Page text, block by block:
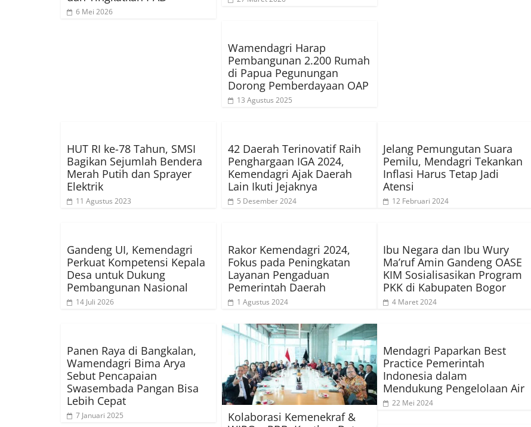
6 Mei 2026
Wamendagri Harap
Pembangunan 2.200 Rumah
di Papua Pegunungan
Dorong Pemberdayaan OAP
13 Agustus 2025
HUT RI ke-78 Tahun, SMSI
Bagikan Sejumlah Bendera
Merah Putih dan Sprayer
Elektrik
11 Agustus 2023
42 Daerah Terinovatif Raih
Penghargaan IGA 2024,
Kemendagri Ajak Daerah
Lain Ikuti Jejaknya
5 Desember 2024
Jelang Pemungutan Suara
Pemilu, Mendagri Tekankan
Inflasi Harus Tetap Jadi
Atensi
12 Februari 2024
Gandeng UI, Kemendagri
Perkuat Kompetensi Kepala
Desa untuk Dukung
Pembangunan Nasional
14 Juli 2026
Rakor Kemendagri 2024,
Fokus pada Peningkatan
Layanan Pengaduan
Pemerintah Daerah
1 Agustus 2024
Ibu Negara dan Ibu Wury
Ma’ruf Amin Gandeng OASE
KIM Sosialisasikan Program
PKK di Kabupaten Bogor
4 Maret 2024
Panen Raya di Bangkalan,
Wamendagri Bima Arya
Sebut Pencapaian
Swasembada Pangan Bisa
Lebih Cepat
7 Januari 2025
Kolaborasi Kemenekraf &
Mendagri Paparkan Best
Practice Pemerintah
Indonesia dalam
Mendukung Pengelolaan Air
22 Mei 2024